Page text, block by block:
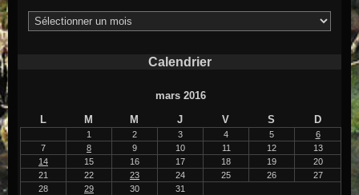
Archives
Calendrier
mars 2016
L
M M J V S D
1 2 3 4 5
6
7
8 9 10 11 12
13
14
15 16 17 18 19
20
21
22 23 24 25 26
27
28
29 30 31